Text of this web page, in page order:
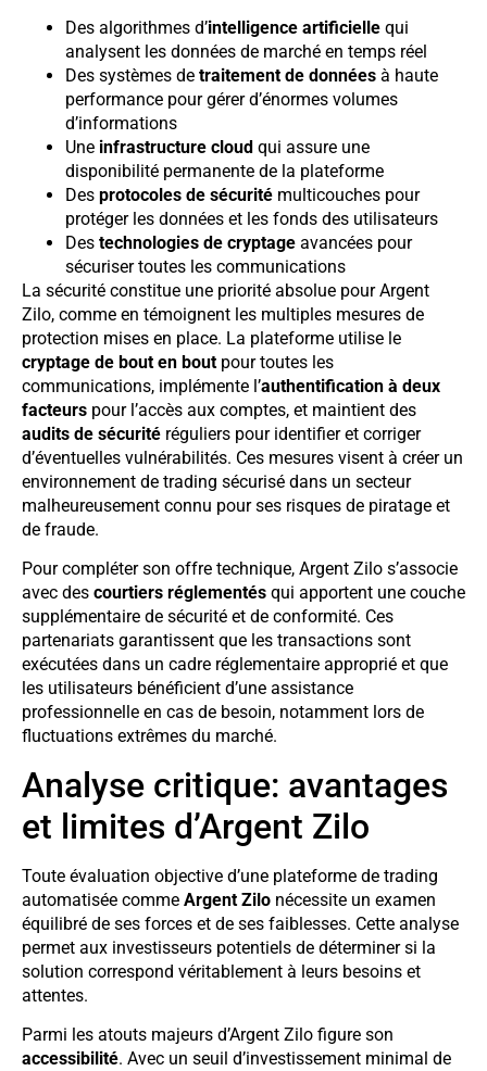
Des algorithmes d’intelligence artificielle qui
analysent les données de marché en temps réel
Des systèmes de traitement de données à haute
performance pour gérer d’énormes volumes
d’informations
Une infrastructure cloud qui assure une
disponibilité permanente de la plateforme
Des protocoles de sécurité multicouches pour
protéger les données et les fonds des utilisateurs
Des technologies de cryptage avancées pour
sécuriser toutes les communications
La sécurité constitue une priorité absolue pour Argent
Zilo, comme en témoignent les multiples mesures de
protection mises en place. La plateforme utilise le
cryptage de bout en bout pour toutes les
communications, implémente l’authentification à deux
facteurs pour l’accès aux comptes, et maintient des
audits de sécurité réguliers pour identifier et corriger
d’éventuelles vulnérabilités. Ces mesures visent à créer un
environnement de trading sécurisé dans un secteur
malheureusement connu pour ses risques de piratage et
de fraude.
Pour compléter son offre technique, Argent Zilo s’associe
avec des courtiers réglementés qui apportent une couche
supplémentaire de sécurité et de conformité. Ces
partenariats garantissent que les transactions sont
exécutées dans un cadre réglementaire approprié et que
les utilisateurs bénéficient d’une assistance
professionnelle en cas de besoin, notamment lors de
fluctuations extrêmes du marché.
Analyse critique: avantages
et limites d’Argent Zilo
Toute évaluation objective d’une plateforme de trading
automatisée comme Argent Zilo nécessite un examen
équilibré de ses forces et de ses faiblesses. Cette analyse
permet aux investisseurs potentiels de déterminer si la
solution correspond véritablement à leurs besoins et
attentes.
Parmi les atouts majeurs d’Argent Zilo figure son
accessibilité. Avec un seuil d’investissement minimal de